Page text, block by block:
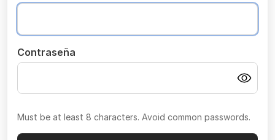
Contraseña
Must be at least 8 characters. Avoid common passwords.